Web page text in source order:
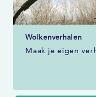
Wolkenverhalen
Maak je eigen